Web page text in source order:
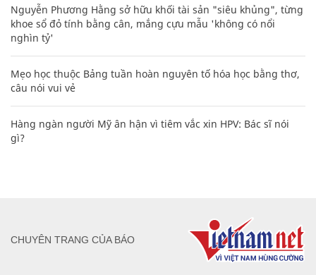
Nguyễn Phương Hằng sở hữu khối tài sản "siêu khủng", từng
khoe sổ đỏ tính bằng cân, mắng cựu mẫu 'không có nổi
nghìn tỷ'
Mẹo học thuộc Bảng tuần hoàn nguyên tố hóa học bằng thơ,
câu nói vui vẻ
Hàng ngàn người Mỹ ân hận vì tiêm vắc xin HPV: Bác sĩ nói
gì?
CHUYÊN TRANG CỦA BÁO